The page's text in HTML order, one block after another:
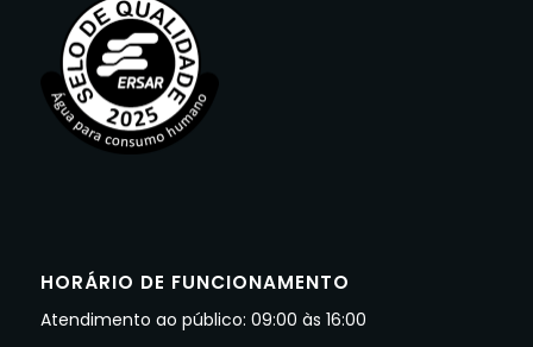
HORÁRIO DE FUNCIONAMENTO
Atendimento ao público: 09:00 às 16:00